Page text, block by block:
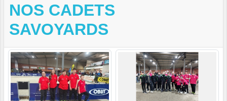
NOS CADETS
SAVOYARDS